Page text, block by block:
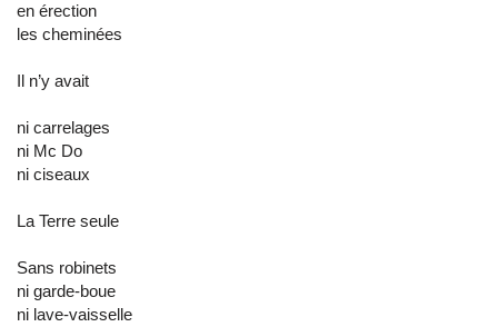
en érection
les cheminées
Il n’y avait
ni carrelages
ni Mc Do
ni ciseaux
La Terre seule
Sans robinets
ni garde-boue
ni lave-vaisselle